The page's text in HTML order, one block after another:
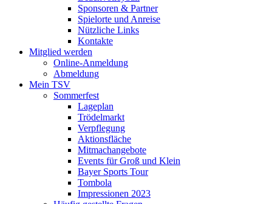
Sponsoren & Partner
Spielorte und Anreise
Nützliche Links
Kontakte
Mitglied werden
Online-Anmeldung
Abmeldung
Mein TSV
Sommerfest
Lageplan
Trödelmarkt
Verpflegung
Aktionsfläche
Mitmachangebote
Events für Groß und Klein
Bayer Sports Tour
Tombola
Impressionen 2023